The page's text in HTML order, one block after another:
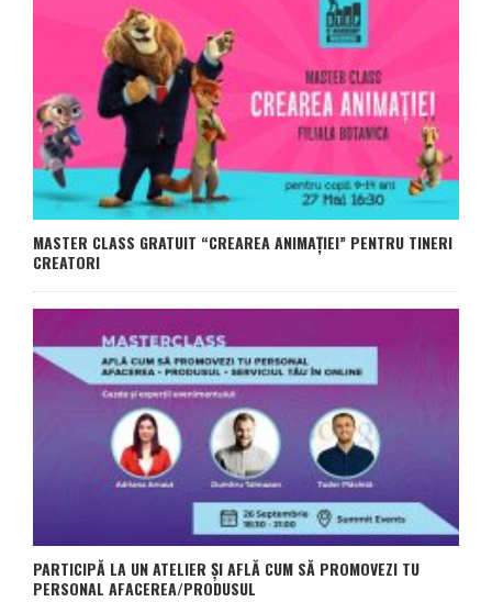
MASTER CLASS GRATUIT “CREAREA ANIMAȚIEI” PENTRU TINERI
CREATORI
PARTICIPĂ LA UN ATELIER ȘI AFLĂ CUM SĂ PROMOVEZI TU
PERSONAL AFACEREA/PRODUSUL